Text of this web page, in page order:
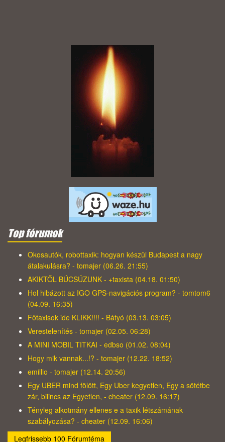
Top fórumok
Okosautók, robottaxik: hogyan készül Budapest a nagy
átalakulásra? - tomajer (06.26. 21:55)
AKIKTŐL BÚCSÚZUNK - +taxista (04.18. 01:50)
Hol hibázott az IGO GPS-navigációs program? - tomtom6
(04.09. 16:35)
Főtaxisok ide KLIKK!!!! - Bátyó (03.13. 03:05)
Verestelenítés - tomajer (02.05. 06:28)
A MINI MOBIL TITKAI - edbso (01.02. 08:04)
Hogy mik vannak...!? - tomajer (12.22. 18:52)
emillio - tomajer (12.14. 20:56)
Egy UBER mind fölött, Egy Uber kegyetlen, Egy a sötétbe
zár, bilincs az Egyetlen, - cheater (12.09. 16:17)
Tényleg alkotmány ellenes e a taxik létszámának
szabályozása? - cheater (12.09. 16:06)
Legfrissebb 100 Fórumtéma